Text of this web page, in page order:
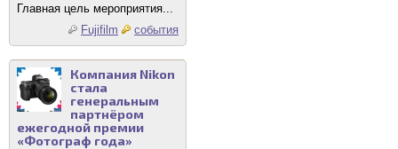
Главная цель мероприятия...
Fujifilm
события
Компания Nikon
стала
генеральным
партнёром
ежегодной премии
«Фотограф года»